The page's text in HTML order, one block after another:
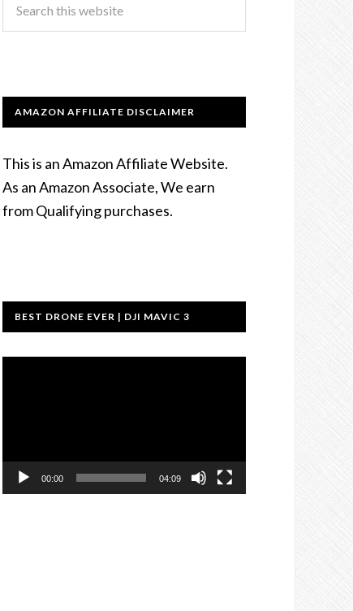
AMAZON AFFILIATE DISCLAIMER
This is an Amazon Affiliate Website.
As an Amazon Associate, We earn
from Qualifying purchases.
BEST DRONE EVER | DJI MAVIC 3
00:00 04:09